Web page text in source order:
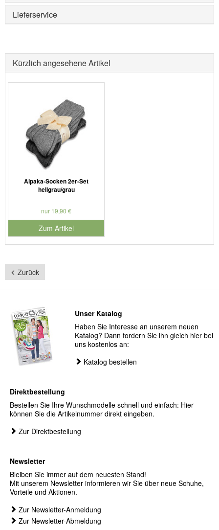
Lieferservice
Kürzlich angesehene Artikel
Alpaka-Socken 2er-Set
hellgrau/grau
nur 19,90 €
Zum Artikel
Zurück
Unser Katalog
Haben Sie Interesse an unserem neuen
Katalog? Dann fordern Sie ihn gleich hier bei
uns kostenlos an:
Katalog bestellen
Direktbestellung
Bestellen Sie Ihre Wunschmodelle schnell und einfach: Hier
können Sie die Artikelnummer direkt eingeben.
Zur Direktbestellung
Newsletter
Bleiben Sie immer auf dem neuesten Stand!
Mit unserem Newsletter informieren wir Sie über neue Schuhe,
Vorteile und Aktionen.
Zur Newsletter-Anmeldung
Zur Newsletter-Abmeldung